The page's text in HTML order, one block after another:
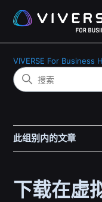
VIVERSE For Business
此组别内的文章
下载在虚